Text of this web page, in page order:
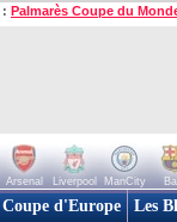
: Palmarès Coupe du
Arsenal Liverpool ManCity
Coupe d'Europe Les